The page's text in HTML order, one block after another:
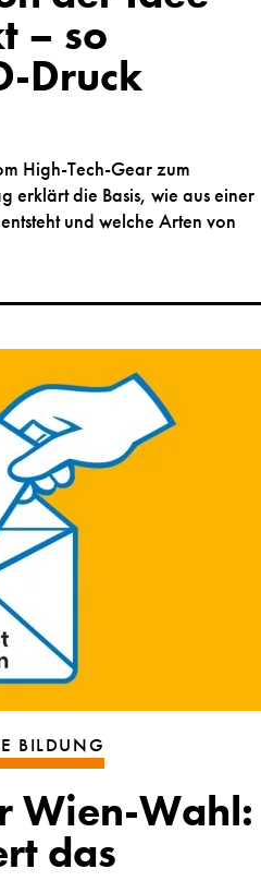
– so
Druck
High-Tech-Gear zum
erklärt die Basis, wie aus einer
und welche Arten von
BILDUNG
Wien-Wahl:
das